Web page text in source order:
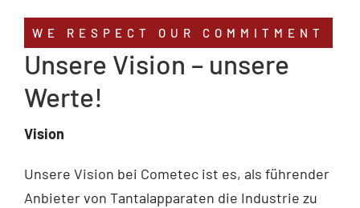
Compliance
Kontakt
WE RESPECT OUR COMMITMENT
Unsere Vision – unsere
Werte!
Vision
Unsere Vision bei Cometec ist es, als führender
Anbieter von Tantalapparaten die Industrie zu